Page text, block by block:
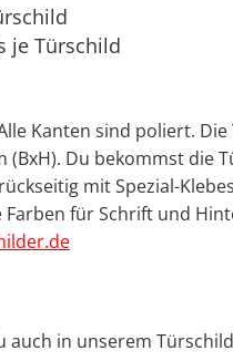
je Türschild
Kanten sind poliert.
Du bekommst die
mit Spezial-
für Schrift und
in unserem